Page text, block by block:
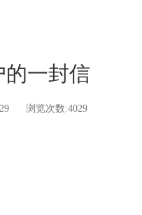
一封信
浏览次数:4029